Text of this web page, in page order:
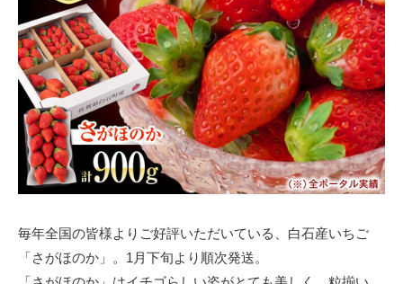
毎年全国の皆様よりご好評いただいている、白石産いちご
「さがほのか」。1月下旬より順次発送。